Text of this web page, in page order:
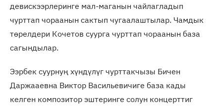
девискээрлеринге мал-маганын чайлагладып
чурттап чораанын сактып чугаалаштылар. Чамдык
төрелдери Кочетов суурга чурттап чораанын база
сагындылар.
Ээрбек суурнуң хүндүлүг чурттакчызы Бичен
Даржааевна Виктор Васильевичиге база кады
келген композитор эштеринге солун концерттиг